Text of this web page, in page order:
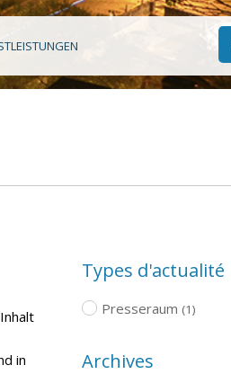
in
Types d'actualité
Presseraum (1)
Archives